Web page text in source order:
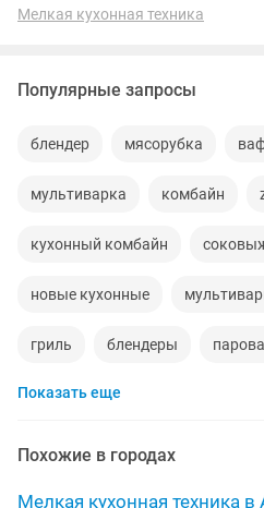
Мелкая кухонная техника
Популярные запросы
блендер мясорубка
мультиварка комбайн
кухонный комбайн
новые кухонные
гриль блендеры
гриль барбекю
мултиварка идеальном
Показать еще
Похожие в городах
Мелкая кухонная техника в